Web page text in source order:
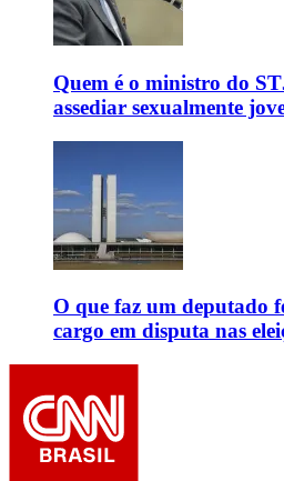
Quem é o ministro do
assediar sexualmente
O que faz um deputado
cargo em disputa nas